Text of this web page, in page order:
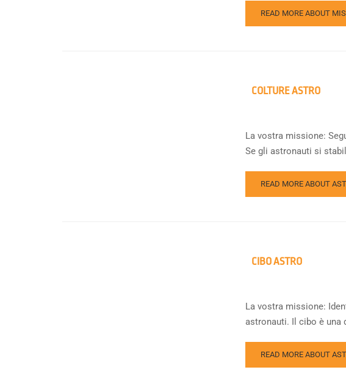
READ MORE ABOUT
COLTURE ASTRO
La vostra missione:
Se gli astronauti si
READ MORE ABOUT
CIBO ASTRO
La vostra missione:
astronauti. Il cibo è una
READ MORE ABOUT